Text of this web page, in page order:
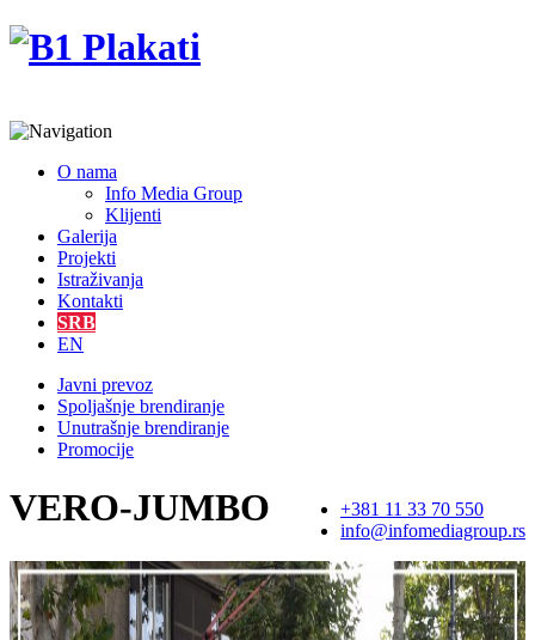
O nama
Info Media Group
Klijenti
Galerija
Projekti
Istraživanja
Kontakti
SRB
EN
Javni prevoz
Spoljašnje brendiranje
Unutrašnje brendiranje
Promocije
+381 11 33 70 550
info@infomediagroup.rs
VERO-JUMBO